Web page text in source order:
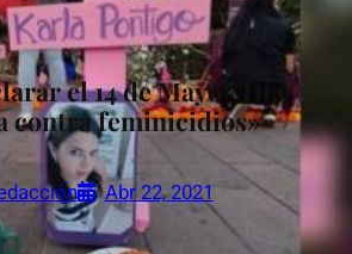
el 14 de Mayo «Día
contra feminicidios»
Abr 22, 2021